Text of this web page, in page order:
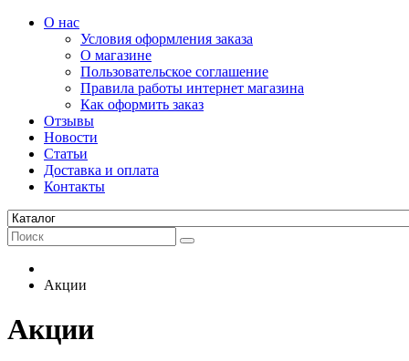
О нас
Условия оформления заказа
О магазине
Пользовательское соглашение
Правила работы интернет магазина
Как оформить заказ
Отзывы
Новости
Статьи
Доставка и оплата
Контакты
Акции
Акции